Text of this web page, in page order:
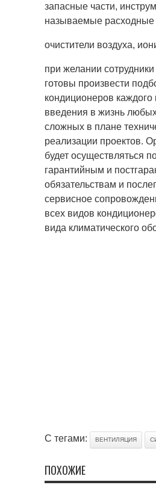
запасные части,
называемые
очистители воздуха,
при желании
готовы произвести
кондиционеров каждого
введения в жизнь
сложных в плане
реализации проектов.
будет осуществляться
гарантийным и
обязательствам и
сервисное
всех видов
вида климатического
С тегами: ВЕНТИЛЯЦИЯ
ПОХОЖИЕ